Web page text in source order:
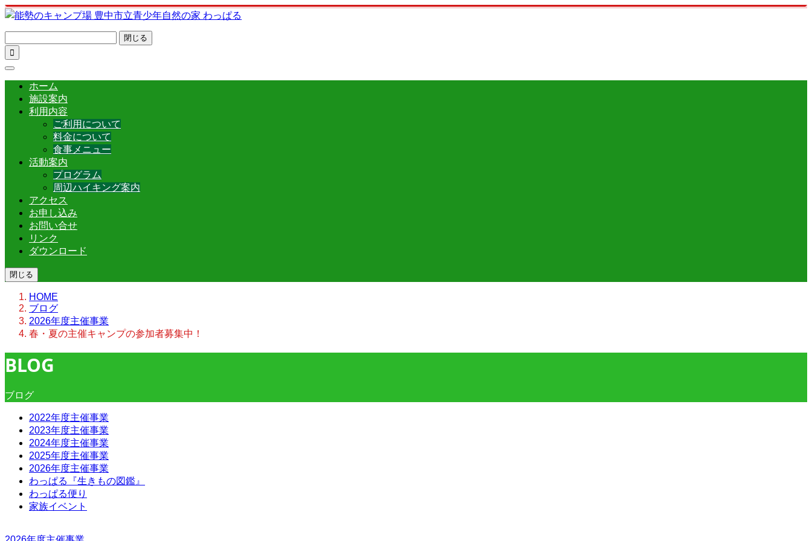
閉じる

ホーム
施設案内
利用内容
ご利用について
料金について
食事メニュー
活動案内
プログラム
周辺ハイキング案内
アクセス
お申し込み
お問い合せ
リンク
ダウンロード
閉じる
HOME
ブログ
2026年度主催事業
春・夏の主催キャンプの参加者募集中！
BLOG
ブログ
2022年度主催事業
2023年度主催事業
2024年度主催事業
2025年度主催事業
2026年度主催事業
わっぱる『生きもの図鑑』
わっぱる便り
家族イベント